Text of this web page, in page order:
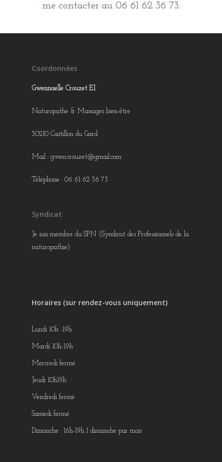
me contacter au 06 61 62 36 73.
Coordonnées
Gwennaelle Crouzet E.I
Naturopathe & Massages bien-être
30210 Castillon du Gard
Mail : gwen.crouzet@gmail.com
Téléphone : 06 61 62 36 73
Syndicat
Je suis membre du SPN (Syndicat des Professionnels de la
naturopathie)
Horaires (sur rendez-vous uniquement)
Lundi 10h -19h
Mardi 10h-19h
Mercredi fermé
Jeudi 10h19h
Vendredi fermé
Samedi fermé
Dimanche : 16h-19h 1 dimanche par mois